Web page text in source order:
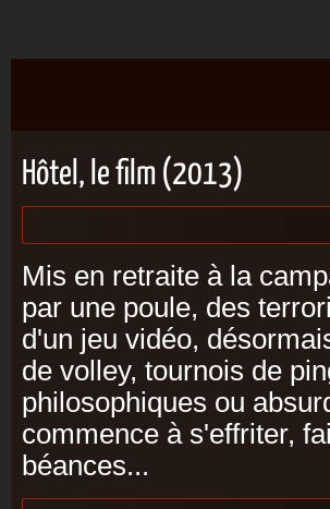
Hôtel, le film (2013)
Mis en retraite à la
par une poule, des
d'un jeu vidéo,
de volley, tournois de
philosophiques ou
commence à s'effriter,
béances...